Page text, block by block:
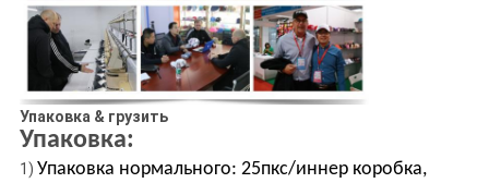
Упаковка & грузить
Упаковка:
1) Упаковка нормального: 25пкс/иннер коробка,